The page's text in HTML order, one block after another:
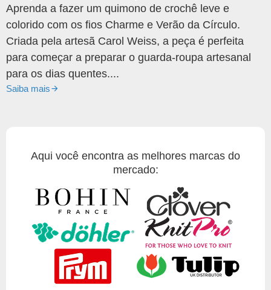
Aprenda a fazer um quimono de crochê leve e
colorido com os fios Charme e Verão da Círculo.
Criada pela artesã Carol Weiss, a peça é perfeita
para começar a preparar o guarda-roupa artesanal
para os dias quentes....
Saiba mais
Aqui você encontra as melhores marcas do
mercado: